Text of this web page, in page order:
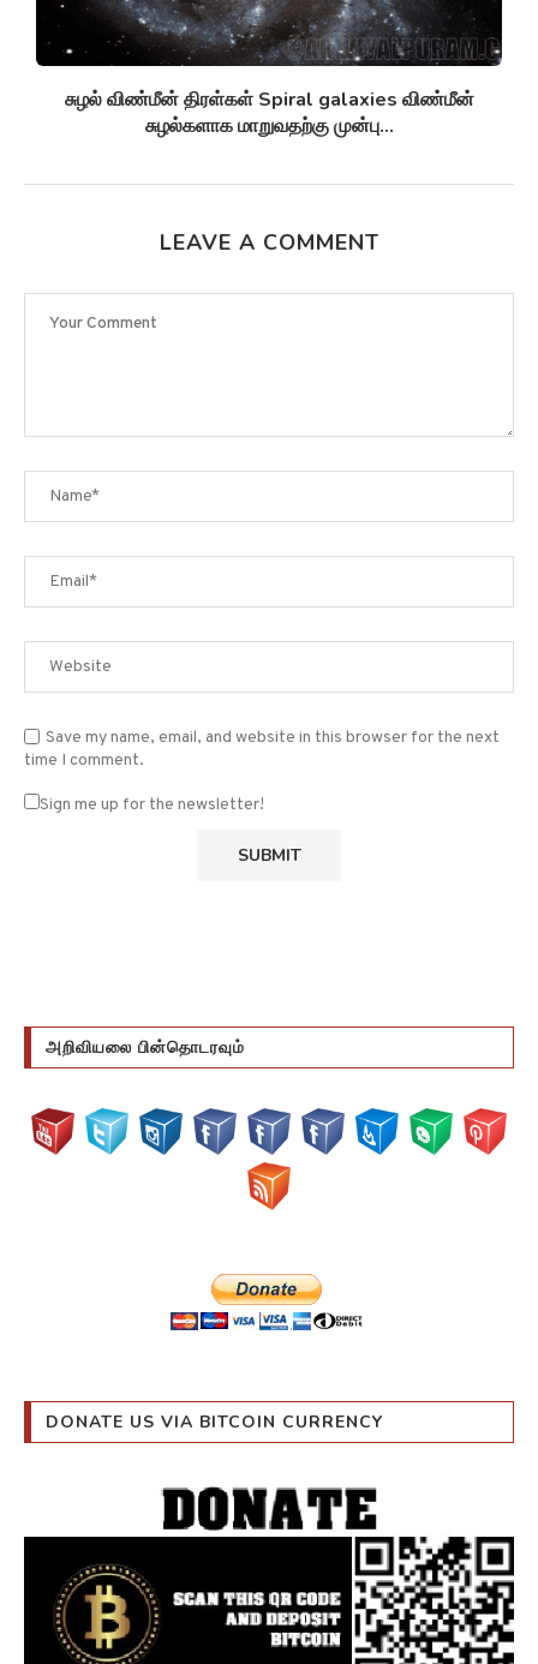
சுழல் விண்மீன் திரள்கள் Spiral galaxies விண்மீன்
சுழல்களாக மாறுவதற்கு முன்பு...
LEAVE A COMMENT
Save my name, email, and website in this browser for the next
time I comment.
Sign me up for the newsletter!
அறிவியலை பின்தொடரவும்
DONATE US VIA BITCOIN CURRENCY